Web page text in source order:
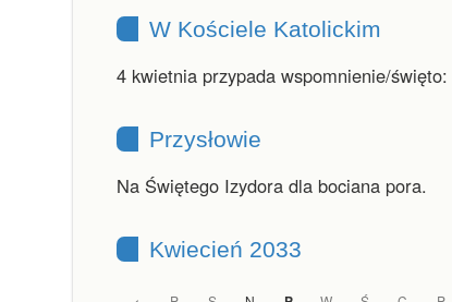
W Kościele Katolickim
4 kwietnia przypada wspomnienie/święto:
Przysłowie
Na Świętego Izydora dla bociana pora.
Kwiecień 2033